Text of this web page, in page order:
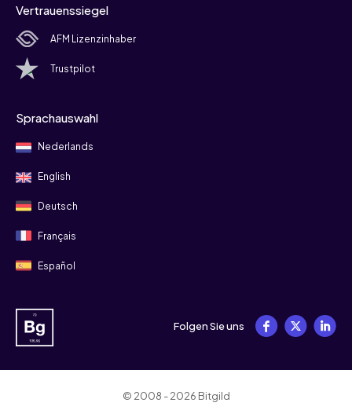
Vertrauenssiegel
AFM Lizenzinhaber
Trustpilot
Sprachauswahl
Nederlands
English
Deutsch
Français
Español
Folgen Sie uns
© 2008 - 2026 Bitgild